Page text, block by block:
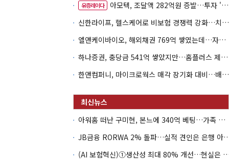
유증레이다
아모텍, 조달액 282억원 증발…투자 '속도 조절' 불가피
신한라이프, 헬스케어로 비보험 경쟁력 강화…치매·간병 공략
엘앤케이바이오, 해외채권 769억 쌓였는데…자회사 4곳 자본잠식
하나증권, 충당금 541억 쌓았지만…홈플러스 제재는 추가 비용 불씨
한앤컴퍼니, 마이크로웍스 매각 장기화 대비…배당 회수판 깔았다
아워홈 떠난 구미현, 본느에 340억 베팅…가족 지배체제 구축
JB금융 RORWA 2% 돌파…실
(AI 보험혁신)①생산성 최대 80%